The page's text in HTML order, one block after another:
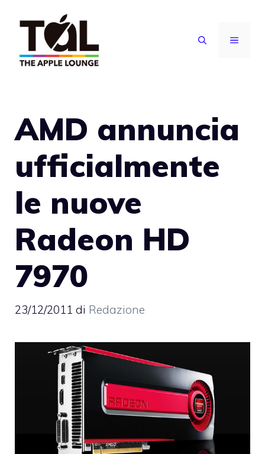
contenuto
MENU
AMD annuncia
ufficialmente
le nuove
Radeon HD
7970
23/12/2011 di Redazione